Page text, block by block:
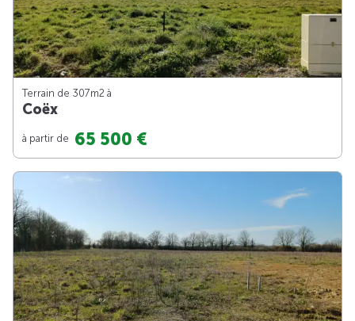
Terrain de 307m2 à
Coëx
à partir de 65 500 €